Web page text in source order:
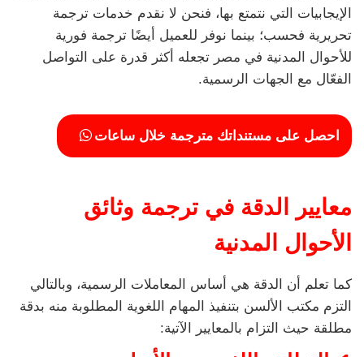
الإيجابيات التي نتمتع بها، فنحن لا نقدم خدمات ترجمة
تحريرية فحسب؛ بينما نوفر للعميل أيضًا ترجمة فورية
للأحوال المدنية في مصر تجعله أكثر قدرة على التواصل
الفعّال مع الجهات الرسمية.
احصل على مستنداتك مترجمة خلال ساعات
معايير الدقة في ترجمة وثائق
الأحوال المدنية
كما تعلم أن الدقة هي أساس المعاملات الرسمية، وبالتالي
التزم مكتب الألسن بتنفيذ المهام اللغوية المطلوبة منه بدقة
مطلقة حيث التزام بالمعايير الآتية: